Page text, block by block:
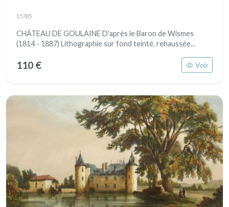
15785
CHÂTEAU DE GOULAINE D'après le Baron de Wismes
(1814 - 1887) Lithographie sur fond teinté, rehaussée...
110 € Voir